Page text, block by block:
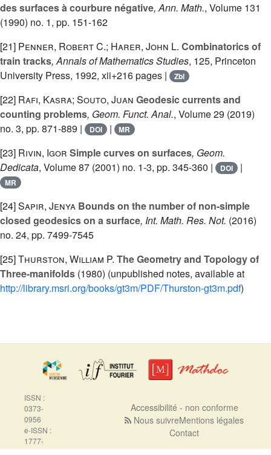
des surfaces à courbure négative, Ann. Math., Volume 131
(1990) no. 1, pp. 151-162
[21] Penner, Robert C.; Harer, John L. Combinatorics of
train tracks, Annals of Mathematics Studies, 125, Princeton
University Press, 1992, xii+216 pages |
Zbl
[22] Rafi, Kasra; Souto, Juan Geodesic currents and
counting problems, Geom. Funct. Anal., Volume 29 (2019)
no. 3, pp. 871-889 |
DOI | MR
[23] Rivin, Igor Simple curves on surfaces, Geom.
Dedicata, Volume 87 (2001) no. 1-3, pp. 345-360 | DOI |
MR
[24]Sapir, Jenya Bounds on the number of non-simple
closed geodesics on a surface, Int. Math. Res. Not. (2016)
no. 24, pp. 7499-7545
[25]Thurston, William P. The Geometry and Topology of
Three-manifolds (1980) (unpublished notes, available at
http://library.msri.org/books/gt3m/PDF/Thurston-gt3m.pdf)
ISSN :
0373-
0956
e-ISSN :
1777-
5310
Accessibilité - non conforme
Nous suivreMentions légales
Contact